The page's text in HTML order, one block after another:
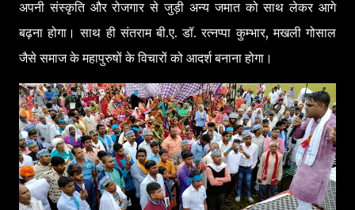
अपनी संस्कृति और रोजगार से जुड़ी अन्य जमात को साथ लेकर आगे
बढ़ना होगा। साथ ही संतराम बी.ए. डॉ. रत्नप्पा कुम्भार, मखली गोसाल
जैसे समाज के महापुरुषों के विचारों को आदर्श बनाना होगा।